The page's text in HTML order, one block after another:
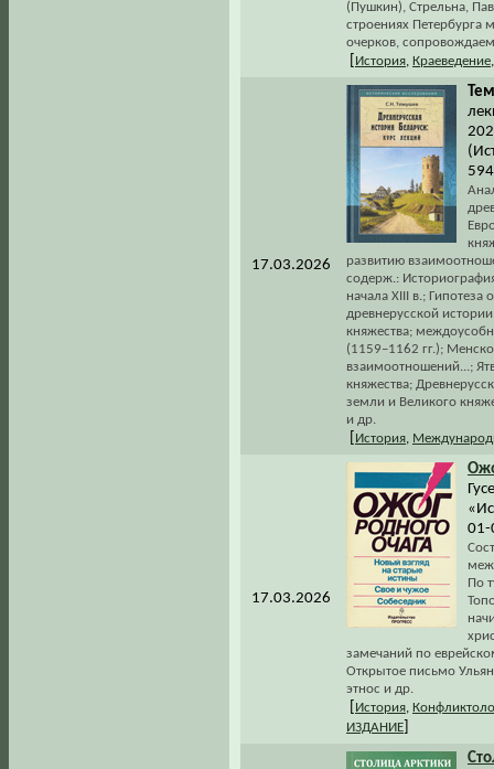
(Пушкин), Стрельна,
строениях Петербурга
очерков,
История, Краеведение
17.03.2026
развитию
содерж.:
начала XIII в.;
древнерусской
княжества;
(1159–1162 гг.);
взаимоотношений...;
княжества;
земли и Великого
и др.
История,
17.03.2026
01-
По
замечаний по
Открытое письмо
этнос и др.
История,
ИЗДАНИЕ